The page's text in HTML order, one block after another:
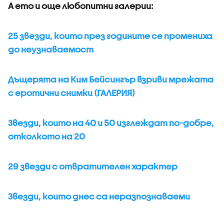
А ето и още любопитни галерии:
25 звезди, които през годините се промениха
до неузнаваемост
Дъщерята на Ким Бейсингър взриви мрежата
с еротични снимки (ГАЛЕРИЯ)
Звезди, които на 40 и 50 изглеждат по-добре,
отколкото на 20
29 звезди с отвратителен характер
Звезди, които днес са неразпознаваеми